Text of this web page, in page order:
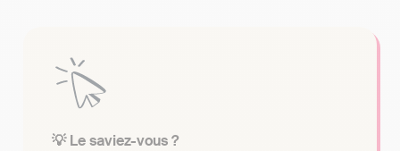
💡 Le saviez-vous ?